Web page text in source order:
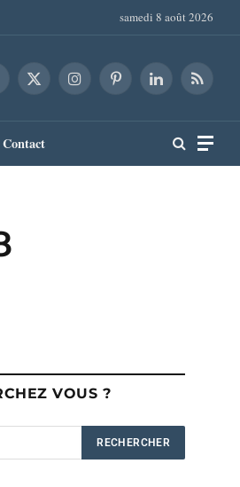
samedi 8 août 2026
X
InstagramPinterestLinkedInRSS
Contact
VOUS ?